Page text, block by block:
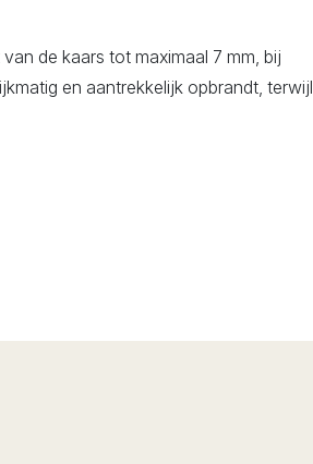
de kaars tot maximaal 7 mm, bij
en aantrekkelijk opbrandt, terwijl